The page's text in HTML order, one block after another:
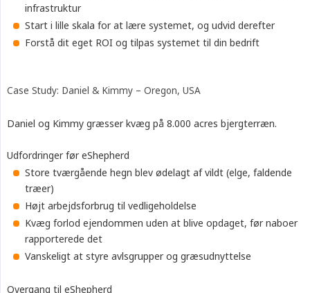
infrastruktur
Start i lille skala for at lære systemet, og udvid derefter
Forstå dit eget ROI og tilpas systemet til din bedrift
Case Study: Daniel & Kimmy – Oregon, USA
Daniel og Kimmy græsser kvæg på 8.000 acres bjergterræn.
Udfordringer før eShepherd
Store tværgående hegn blev ødelagt af vildt (elge, faldende
træer)
Højt arbejdsforbrug til vedligeholdelse
Kvæg forlod ejendommen uden at blive opdaget, før naboer
rapporterede det
Vanskeligt at styre avlsgrupper og græsudnyttelse
Overgang til eShepherd